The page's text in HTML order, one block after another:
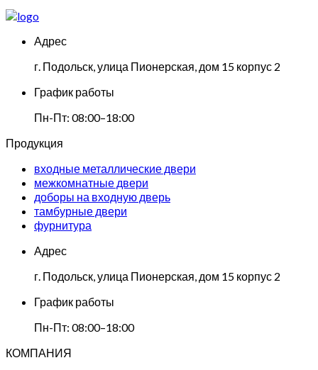
Адрес
г. Подольск, улица Пионерская, дом 15 корпус 2
График работы
Пн-Пт: 08:00–18:00
Продукция
входные металлические двери
межкомнатные двери
доборы на входную дверь
тамбурные двери
фурнитура
Адрес
г. Подольск, улица Пионерская, дом 15 корпус 2
График работы
Пн-Пт: 08:00–18:00
КОМПАНИЯ